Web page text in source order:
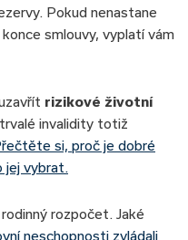
Pokud nenastane
smlouvy, vyplatí vám
rizikové životní
invalidity totiž
si, proč je dobré
jej vybrat.
rozpočet. Jaké
neschopnosti zvládali